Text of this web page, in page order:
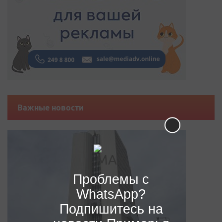
Важные новости
Проблемы с
WhatsApp?
Подпишитесь на